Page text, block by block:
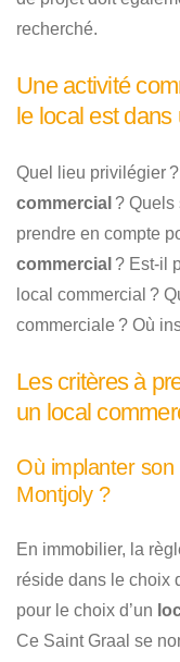
recherché.
Une activité
le local est dans
Quel lieu privilégier
commercial ? Quels
prendre en compte
commercial ? Est-il
local commercial ?
commerciale ? Où
Les critères à
un local
Où implanter
Montjoly ?
En immobilier, la
réside dans le choix
pour le choix d’un
Ce Saint Graal se